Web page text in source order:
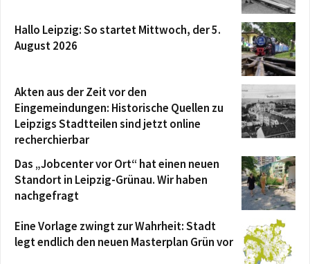
Hallo Leipzig: So startet Mittwoch, der 5.
August 2026
Akten aus der Zeit vor den
Eingemeindungen: Historische Quellen zu
Leipzigs Stadtteilen sind jetzt online
recherchierbar
Das „Jobcenter vor Ort“ hat einen neuen
Standort in Leipzig-Grünau. Wir haben
nachgefragt
Eine Vorlage zwingt zur Wahrheit: Stadt
legt endlich den neuen Masterplan Grün vor